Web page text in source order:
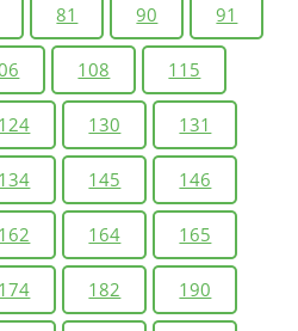
исторические фигуры.
“Приключения
сделайте сообщение
доме”, “Бедняк на
Стоу “Хижина дяди
“Один день чернокожего
81 90 91
108 115
124 130 131
134 145 146
162 164 165
174 182 190